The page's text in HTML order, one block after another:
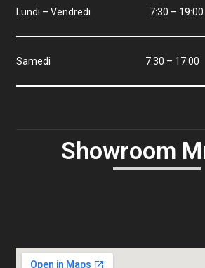
Lundi – Vendredi 7:30 – 19:00
Samedi 7:30 – 17:00
Showroom